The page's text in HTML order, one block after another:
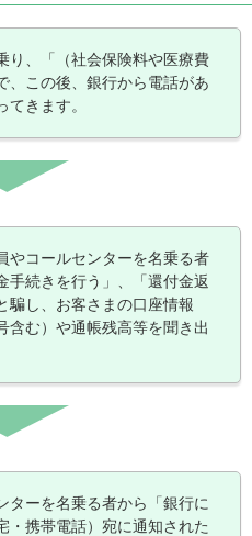
り、「（社会保険料や医療費
、この後、銀行から電話があ
てきます。
やコールセンターを名乗る者
手続きを行う」、「還付金返
騙し、お客さまの口座情報
含む）や通帳残高等を聞き出
ターを名乗る者から「銀行に
・携帯電話）宛に通知された